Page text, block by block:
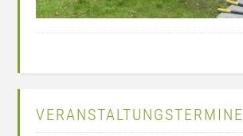
VERANSTALTUNGSTERMINE